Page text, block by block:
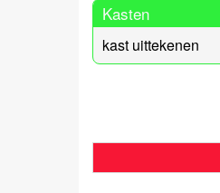
Kasten
kast uittekenen